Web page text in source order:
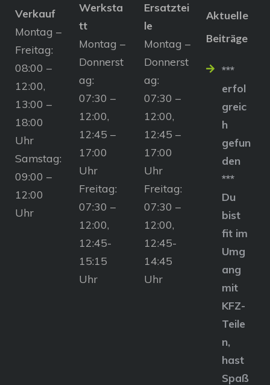
Verkauf
Montag –
Freitag:
08:00 –
12:00,
13:00 –
18:00
Uhr
Samstag:
09:00 –
12:00
Uhr
Werksta
tt
Montag –
Donnerst
ag:
07:30 –
12:00,
12:45 –
17:00
Uhr
Freitag:
07:30 –
12:00,
12:45-
15:15
Uhr
Ersatztei
le
Montag –
Donnerst
ag:
07:30 –
12:00,
12:45 –
17:00
Uhr
Freitag:
07:30 –
12:00,
12:45-
14:45
Uhr
Aktuelle
Beiträge
***
erfol
greic
h
gefun
den
***
Du
bist
fit im
Umg
ang
mit
KFZ-
Teile
n,
hast
Spaß